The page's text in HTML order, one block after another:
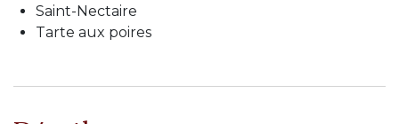
Saint-Nectaire
Tarte aux poires